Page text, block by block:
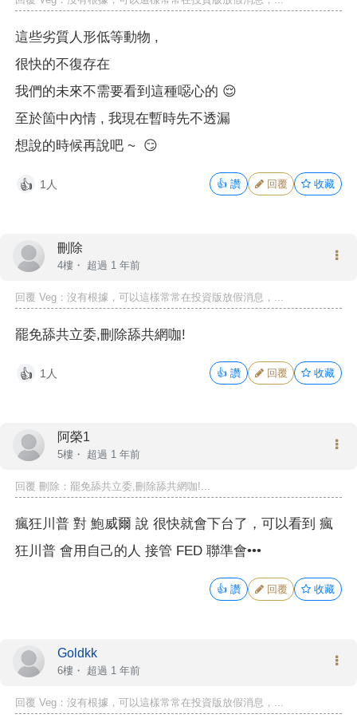
這些劣質人形低等動物 ,
很快的不復存在
我們的未來不需要看到這種噁心的 😌
至於箇中內情 , 我現在暫時先不透漏
想說的時候再說吧 ~ 😏
👍 1人 👍 讚 回覆 收藏
刪除
4樓・ 超過 1 年前
回覆 Veg ：沒有根據，可以這樣常常在投資版放假消息，...
罷免舔共立委,刪除舔共網咖!
👍 1人 👍 讚 回覆 收藏
阿榮1
5樓・ 超過 1 年前
回覆 刪除 ：罷免舔共立委,刪除舔共網咖!...
瘋狂川普 對 鮑威爾 說 很快就會下台了，可以看到 瘋
狂川普 會用自己的人 接管 FED 聯準會•••
👍 讚 回覆 收藏
Goldkk
6樓・ 超過 1 年前
回覆 Veg ：沒有根據，可以這樣常常在投資版放假消息，...